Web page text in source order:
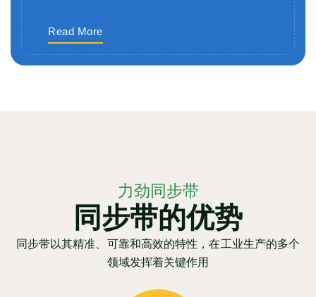
Read More
力劲同步带
同步带的优势
同步带以其精准、可靠和高效的特性，在工业生产的多个
领域发挥着关键作用